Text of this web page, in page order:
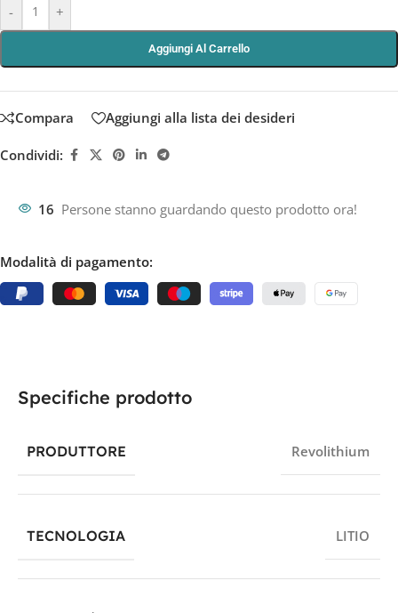
- +
Aggiungi Al Carrello
Compara Aggiungi alla lista dei desideri
Condividi:
16 Persone stanno guardando questo prodotto ora!
Modalità di pagamento:
Specifiche prodotto
PRODUTTORE Revolithium
TECNOLOGIA LITIO